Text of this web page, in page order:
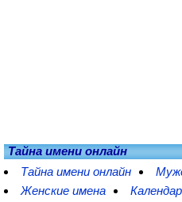
Тайна имени онлайн
Тайна имени онлайн
Женские имена